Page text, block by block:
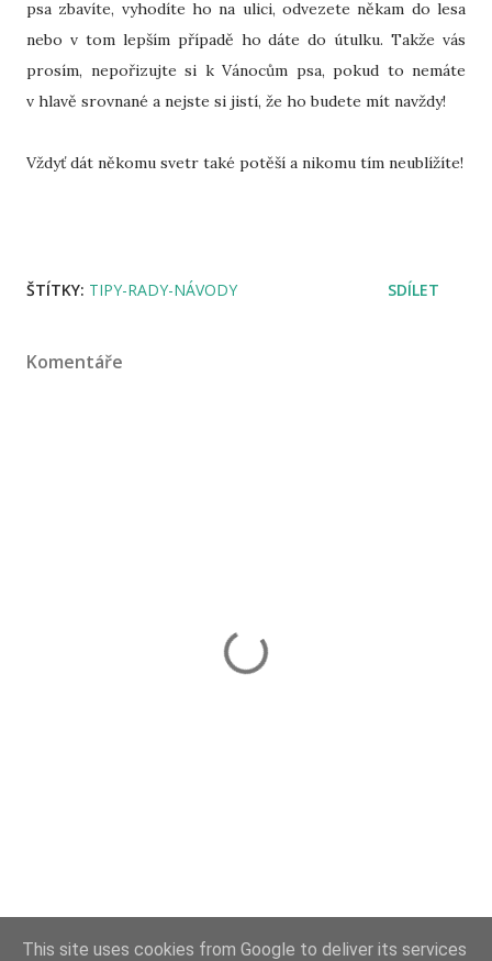
psa zbavíte, vyhodíte ho na ulici, odvezete někam do lesa
nebo v tom lepším případě ho dáte do útulku. Takže vás
prosím, nepořizujte si k Vánocům psa, pokud to nemáte
v hlavě srovnané a nejste si jistí, že ho budete mít navždy!
Vždyť dát někomu svetr také potěší a nikomu tím neublížíte!
ŠTÍTKY: TIPY-RADY-NÁVODY SDÍLET
Komentáře
This site uses cookies from Google to deliver its services